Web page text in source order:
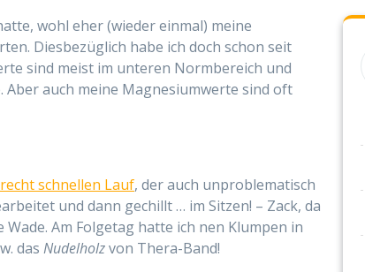
wohl eher (wieder einmal) meine
Diesbezüglich habe ich doch schon seit
sind meist im unteren Normbereich und
auch meine Magnesiumwerte sind oft
schnellen Lauf, der auch unproblematisch
und dann gechillt … im Sitzen! – Zack, da
Am Folgetag hatte ich nen Klumpen in
das Nudelholzvon Thera-Band!